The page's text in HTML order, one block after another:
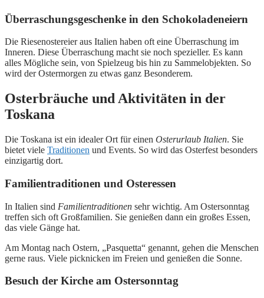
Überraschungsgeschenke in den Schokoladeneiern
Die Riesenostereier aus Italien haben oft eine Überraschung im
Inneren. Diese Überraschung macht sie noch spezieller. Es kann
alles Mögliche sein, von Spielzeug bis hin zu Sammelobjekten. So
wird der Ostermorgen zu etwas ganz Besonderem.
Osterbräuche und Aktivitäten in der
Toskana
Die Toskana ist ein idealer Ort für einen Osterurlaub Italien. Sie
bietet viele Traditionen und Events. So wird das Osterfest besonders
einzigartig dort.
Familientraditionen und Osteressen
In Italien sind Familientraditionen sehr wichtig. Am Ostersonntag
treffen sich oft Großfamilien. Sie genießen dann ein großes Essen,
das viele Gänge hat.
Am Montag nach Ostern, „Pasquetta“ genannt, gehen die Menschen
gerne raus. Viele picknicken im Freien und genießen die Sonne.
Besuch der Kirche am Ostersonntag